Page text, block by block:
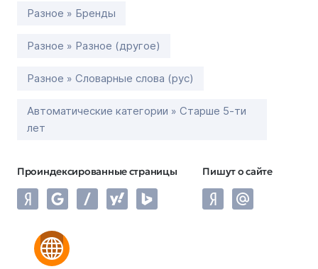
Разное » Бренды
Разное » Разное (другое)
Разное » Словарные слова (рус)
Автоматические категории » Старше 5-ти
лет
Проиндексированные страницы Пишут о сайте